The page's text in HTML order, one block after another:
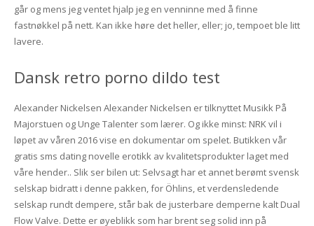
går og mens jeg ventet hjalp jeg en venninne med å finne
fastnøkkel på nett. Kan ikke høre det heller, eller; jo, tempoet ble litt
lavere.
Dansk retro porno dildo test
Alexander Nickelsen Alexander Nickelsen er tilknyttet Musikk På
Majorstuen og Unge Talenter som lærer. Og ikke minst: NRK vil i
løpet av våren 2016 vise en dokumentar om spelet. Butikken vår
gratis sms dating novelle erotikk av kvalitetsprodukter laget med
våre hender.. Slik ser bilen ut: Selvsagt har et annet berømt svensk
selskap bidratt i denne pakken, for Öhlins, et verdensledende
selskap rundt dempere, står bak de justerbare demperne kalt Dual
Flow Valve. Dette er øyeblikk som har brent seg solid inn på